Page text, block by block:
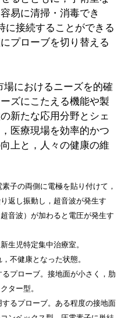
易に清掃・消毒でき
に接続することができる
プローブを切り替える
場におけるニーズを的確
ズにこたえる機能や製
新たな応用分野とシェ
医療現場を効率的かつ
上と，人々の健康の維
子の両側に電極を貼り付けて，
返し振動し，超音波が発生す
音波）が加わると電圧が発生す
生児特定集中治療室。
不健康となった状態。
プローブ。接地面が小さく，肋
ター型。
るプローブ。ある程度の接地面